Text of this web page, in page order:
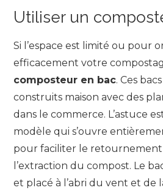
Utiliser un
Si l’espace est limité ou pour
efficacement votre
composteur en bac. Ces
construits maison avec des
dans le commerce. L’astuce
modèle qui s’ouvre
pour faciliter le retournement
l’extraction du compost. Le
et placé à l’abri du vent et de